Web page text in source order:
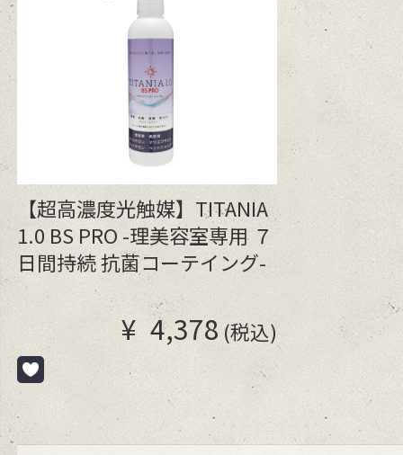
【超高濃度光触媒】TITANIA
1.0 BS PRO -理美容室専用 ７
日間持続 抗菌コーテイング-
¥ 4,378 (税込)